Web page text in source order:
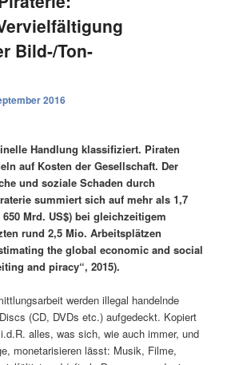
Bild-/Ton-
2016
Handlung klassifiziert. Piraten
auf Kosten der Gesellschaft. Der
und soziale Schaden durch
summiert sich auf mehr als 1,7
Mrd. US$) bei gleichzeitigem
rund 2,5 Mio. Arbeitsplätzen
the global economic and social
and piracy“, 2015).
werden illegal handelnde
(CD, DVDs etc.) aufgedeckt. Kopiert
alles, was sich, wie auch immer, und
monetarisieren lässt: Musik, Filme,